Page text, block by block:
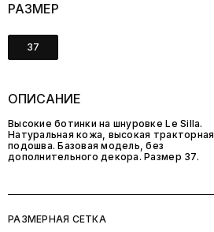
РАЗМЕР
37
ОПИСАНИЕ
Высокие ботинки на шнуровке Le Silla.
Натуральная кожа, высокая тракторная
подошва. Базовая модель, без
дополнительного декора. Размер 37.
РАЗМЕРНАЯ СЕТКА